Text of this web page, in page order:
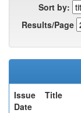
Sort by:
Results/Page
Issue
Date
Title